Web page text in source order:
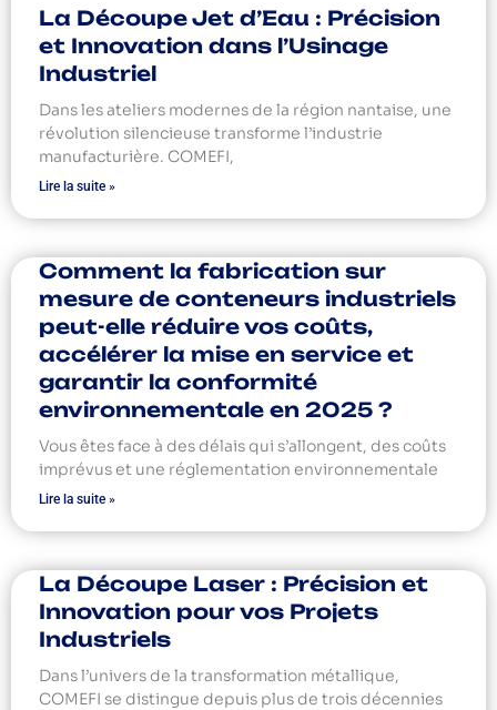
La Découpe Jet d’Eau : Précision
et Innovation dans l’Usinage
Industriel
Dans les ateliers modernes de la région nantaise, une
révolution silencieuse transforme l’industrie
manufacturière. COMEFI,
Lire la suite »
Comment la fabrication sur
mesure de conteneurs industriels
peut-elle réduire vos coûts,
accélérer la mise en service et
garantir la conformité
environnementale en 2025 ?
Vous êtes face à des délais qui s’allongent, des coûts
imprévus et une réglementation environnementale
Lire la suite »
La Découpe Laser : Précision et
Innovation pour vos Projets
Industriels
Dans l’univers de la transformation métallique,
COMEFI se distingue depuis plus de trois décennies